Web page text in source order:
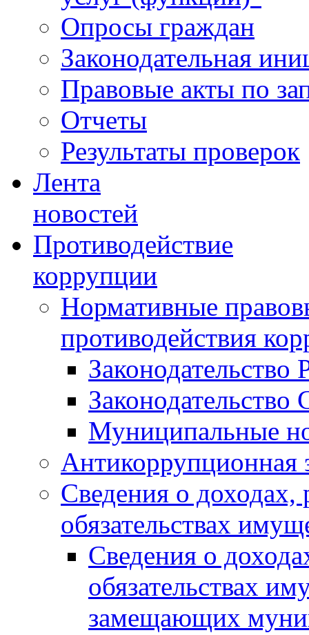
Опросы граждан
Законодательная
Правовые акты по
Отчеты
Результаты проверок
Лента
новостей
Противодействие
коррупции
Нормативные
противодействия
Законодательство
Муниципальные
Антикоррупционная
Сведения о доходах,
обязательствах
Сведения о
обязательствах
замещающих